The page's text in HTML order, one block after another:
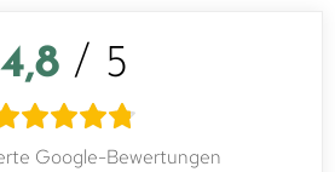
4,8 / 5
Google-Bewertungen